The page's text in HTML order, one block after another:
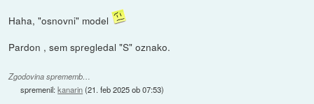
Haha, "osnovni" model
Pardon , sem spregledal "S" oznako.
Zgodovina sprememb…
spremenil:kanarin(21. feb 2025 ob 07:53)